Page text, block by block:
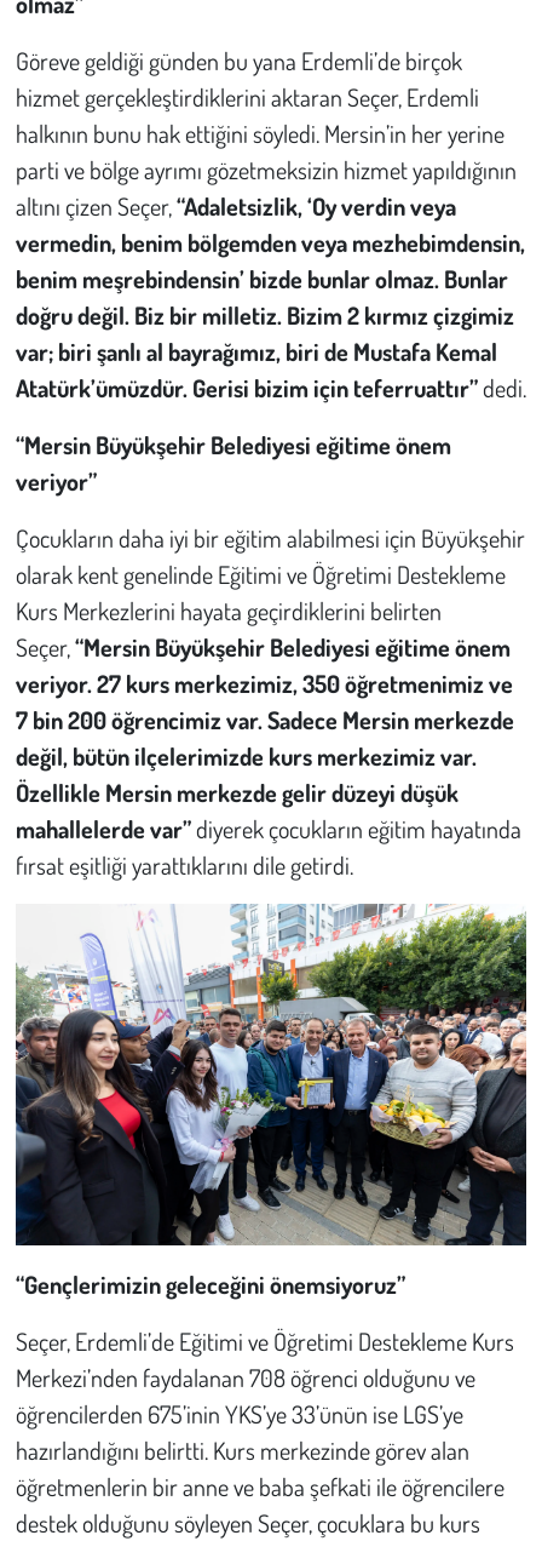
Göreve geldiği günden bu yana Erdemli’de birçok
hizmet gerçekleştirdiklerini aktaran Seçer, Erdemli
halkının bunu hak ettiğini söyledi. Mersin’in her yerine
parti ve bölge ayrımı gözetmeksizin hizmet yapıldığının
altını çizen Seçer,“Adaletsizlik,‘Oy verdin veya
vermedin, benim bölgemden veya mezhebimdensin,
benim meşrebindensin’bizde bunlar olmaz. Bunlar
doğru değil. Biz bir milletiz. Bizim 2 kırmız çizgimiz
var; biri şanlı al bayrağımız, biri de Mustafa Kemal
Atatürk’ümüzdür. Gerisi bizim için teferruattır”dedi.
“Mersin Büyükşehir Belediyesi eğitime önem
veriyor”
Çocukların daha iyi bir eğitim alabilmesi için Büyükşehir
olarak kent genelinde Eğitimi ve Öğretimi Destekleme
Kurs Merkezlerini hayata geçirdiklerini belirten
Seçer,“Mersin Büyükşehir Belediyesi eğitime önem
veriyor. 27 kurs merkezimiz, 350 öğretmenimiz ve
7 bin 200 öğrencimiz var. Sadece Mersin merkezde
değil, bütün ilçelerimizde kurs merkezimiz var.
Özellikle Mersin merkezde gelir düzeyi düşük
mahallelerde var”diyerek çocukların eğitim hayatında
fırsat eşitliği yarattıklarını dile getirdi.
“Gençlerimizin geleceğini önemsiyoruz”
Seçer, Erdemli’de Eğitimi ve Öğretimi Destekleme Kurs
Merkezi’nden faydalanan 708 öğrenci olduğunu ve
öğrencilerden 675’inin YKS’ye 33’ünün ise LGS’ye
hazırlandığını belirtti. Kurs merkezinde görev alan
öğretmenlerin bir anne ve baba şefkati ile öğrencilere
destek olduğunu söyleyen Seçer, çocuklara bu kurs